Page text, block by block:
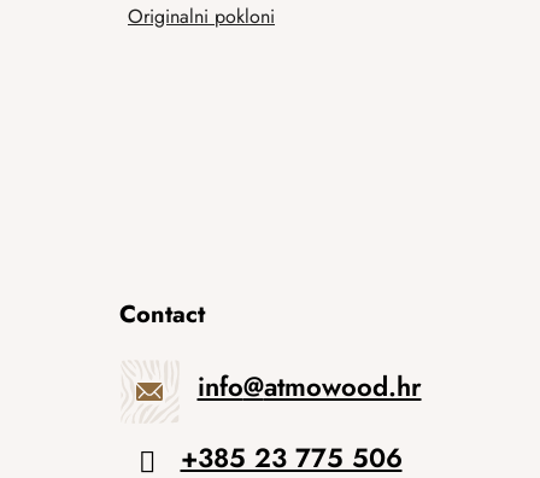
Originalni pokloni
Contact
info@atmowood.hr
+385 23 775 506